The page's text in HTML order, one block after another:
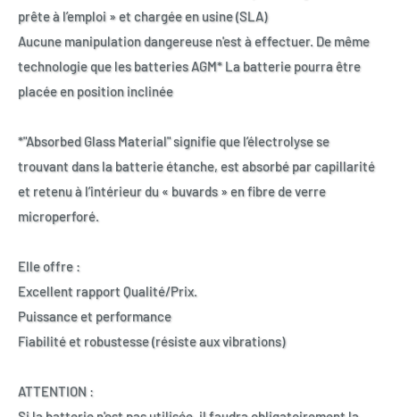
prête à l’emploi » et chargée en usine (SLA)
Aucune manipulation dangereuse n'est à effectuer. De même
technologie que les batteries AGM* La batterie pourra être
placée en position inclinée
*"Absorbed Glass Material" signifie que l’électrolyse se
trouvant dans la batterie étanche, est absorbé par capillarité
et retenu à l’intérieur du « buvards » en fibre de verre
microperforé.
Elle offre :
Excellent rapport Qualité/Prix.
Puissance et performance
Fiabilité et robustesse (résiste aux vibrations)
ATTENTION :